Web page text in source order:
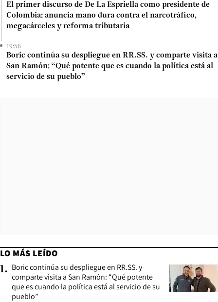
El primer discurso de De La Espriella como presidente de
Colombia: anuncia mano dura contra el narcotráfico,
megacárceles y reforma tributaria
19:56
Boric continúa su despliegue en RR.SS. y comparte visita a
San Ramón: “Qué potente que es cuando la política está al
servicio de su pueblo”
LO MÁS LEÍDO
1. Boric continúa su despliegue en RR.SS. y
comparte visita a San Ramón: “Qué potente
que es cuando la política está al servicio de su
pueblo”